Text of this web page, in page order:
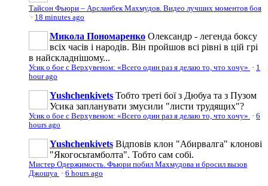
Тайсон Фьюри – Арсланбек Махмудов. Видео лучших моментов боя
· 18 minutes ago
Микола Пономаренко Олександр - легенда боксу
всіх часів і народів. Він пройшов всі рівні в цій грі
в найскладнішому...
Усик о бое с Верхувеном: «Всего один раз я делаю то, что хочу» · 1
hour ago
Yushchenkivets Тобто треті бої з Дюбуа та з Пузом
Усика запланувати змусили "листи трудящих"?
Усик о бое с Верхувеном: «Всего один раз я делаю то, что хочу» · 6
hours ago
Yushchenkivets Відповів клон "Абирвалга" клонові
"Якогосьтамболта". Тобто сам собі.
Мистер Одержимость. Фьюри побил Махмудова и бросил вызов
Джошуа · 6 hours ago